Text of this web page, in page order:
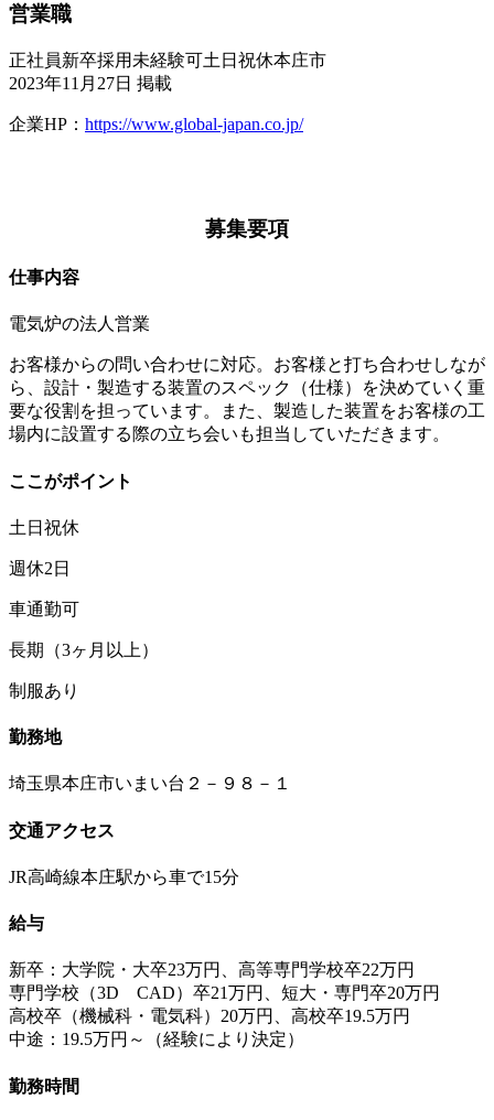
営業職
正社員新卒採用 未経験可土日祝休本庄市
2023年11月27日 掲載
企業HP： https://www.global-japan.co.jp/
募集要項
仕事内容
電気炉の法人営業
お客様からの問い合わせに対応。お客様と打ち合わせしなが
ら、設計・製造する装置のスペック（仕様）を決めていく重
要な役割を担っています。また、製造した装置をお客様の工
場内に設置する際の立ち会いも担当していただきます。
ここがポイント
土日祝休
週休2日
車通勤可
長期（3ヶ月以上）
制服あり
勤務地
埼玉県本庄市いまい台２－９８－１
交通アクセス
JR高崎線本庄駅から車で15分
給与
新卒：大学院・大卒23万円、高等専門学校卒22万円
専門学校（3D CAD）卒21万円、短大・専門卒20万円
高校卒（機械科・電気科）20万円、高校卒19.5万円
中途：19.5万円～（経験により決定）
勤務時間